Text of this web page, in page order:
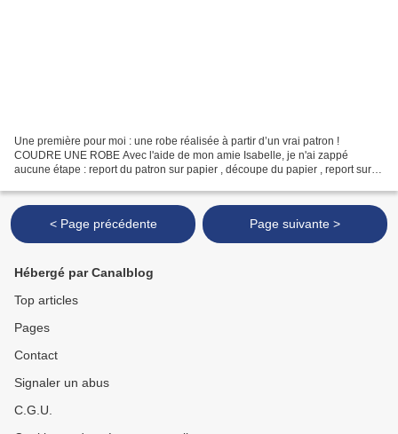
Une première pour moi : une robe réalisée à partir d’un vrai patron !
COUDRE UNE ROBE Avec l'aide de mon amie Isabelle, je n'ai zappé
aucune étape : report du patron sur papier , découpe du papier , report sur
< Page précédente Page suivante >
Hébergé par Canalblog
Top articles
Pages
Contact
Signaler un abus
C.G.U.